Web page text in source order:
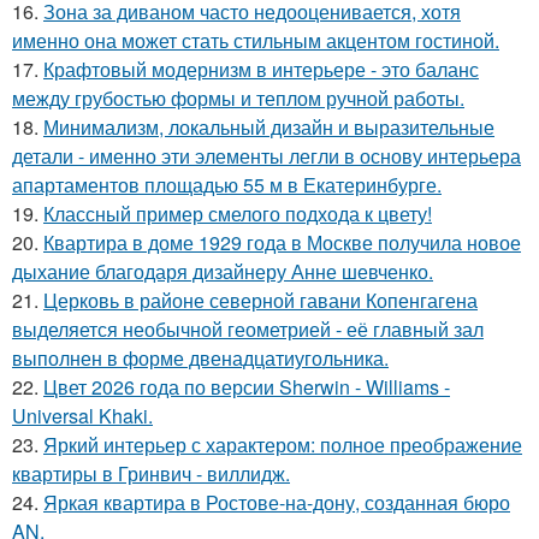
16. Зона за диваном часто недооценивается, хотя
именно она может стать стильным акцентом гостиной.
17. Крафтовый модернизм в интерьере - это баланс
между грубостью формы и теплом ручной работы.
18. Минимализм, локальный дизайн и выразительные
детали - именно эти элементы легли в основу интерьера
апартаментов площадью 55 м в Екатеринбурге.
19. Классный пример смелого подхода к цвету!
20. Квартира в доме 1929 года в Москве получила новое
дыхание благодаря дизайнеру Анне шевченко.
21. Церковь в районе северной гавани Копенгагена
выделяется необычной геометрией - её главный зал
выполнен в форме двенадцатиугольника.
22. Цвет 2026 года по версии Sherwin - Williams -
Universal Khaki.
23. Яркий интерьер с характером: полное преображение
квартиры в Гринвич - виллидж.
24. Яркая квартира в Ростове-на-дону, созданная бюро
AN.